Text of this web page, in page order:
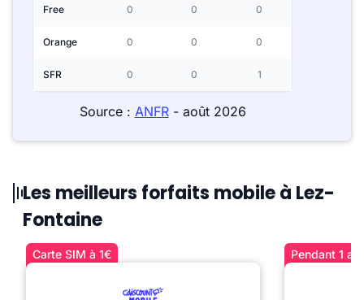
Free 0 0 0
Orange 0 0 0
SFR 0 0 1
Source : ANFR- août 2026
Les meilleurs forfaits mobile à Lez-
Fontaine
Carte SIM à 1€ Pendant 1